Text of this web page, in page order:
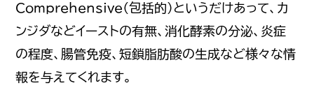
Comprehensive（包括的）というだけあって、カ
ンジダなどイーストの有無、消化酵素の分泌、炎症
の程度、腸管免疫、短鎖脂肪酸の生成など様々な情
報を与えてくれます。